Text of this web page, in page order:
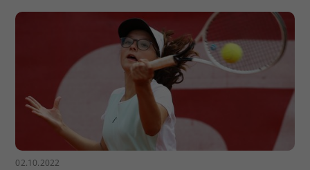
02.10.2022